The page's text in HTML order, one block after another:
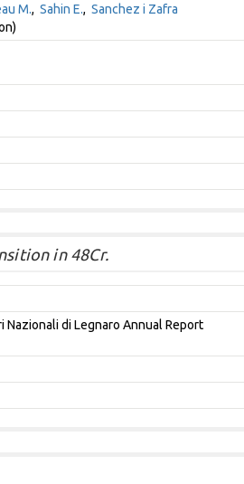
M., Sahin E., Sanchez i Zafra
in 48Cr.
Nazionali di Legnaro Annual Report